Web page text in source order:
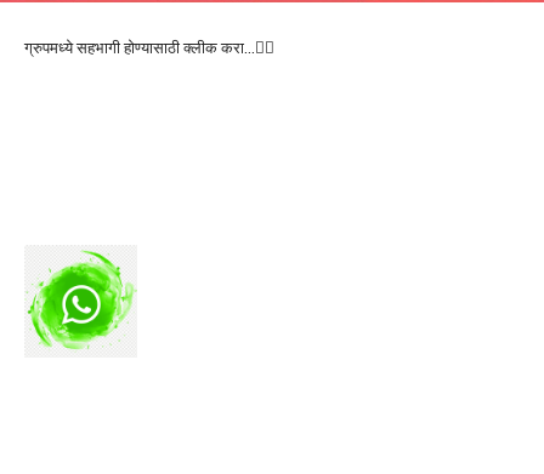
ग्रुपमध्ये सहभागी होण्यासाठी क्लीक करा…👆🏻